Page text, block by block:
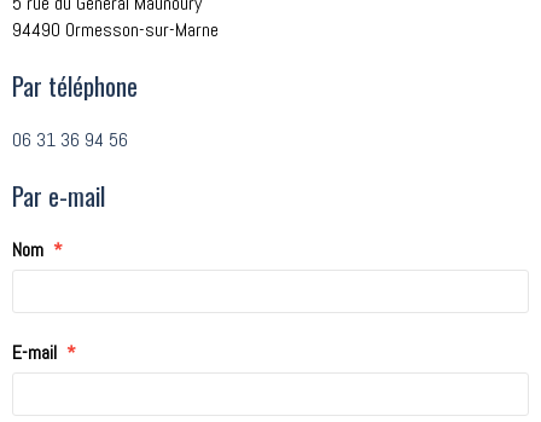
94490 Ormesson-sur-Marne
Par téléphone
06 31 36 94 56
Par e-mail
Nom
E-mail